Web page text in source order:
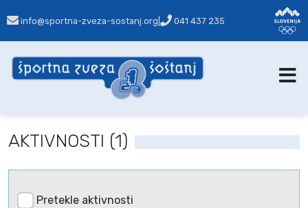
info@sportna-zveza-sostanj.org 041 437 235
AKTIVNOSTI (1)
Pretekle aktivnosti